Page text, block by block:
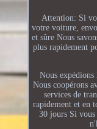
Attention: Si
votre voiture,
et sûre Nous
plus rapidement
Nous expédions
Nous coopérons
services de
rapidement et en
30 jours Si vous